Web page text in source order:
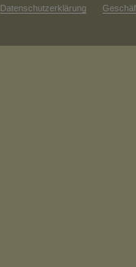
Datenschutzerklärung